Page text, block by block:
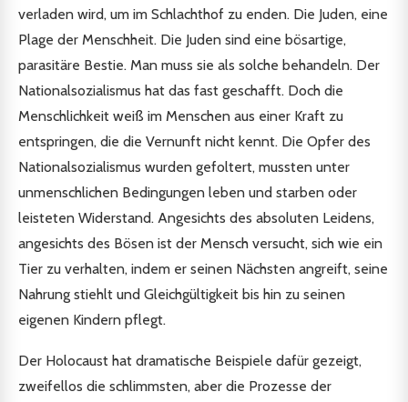
verladen wird, um im Schlachthof zu enden. Die Juden, eine
Plage der Menschheit. Die Juden sind eine bösartige,
parasitäre Bestie. Man muss sie als solche behandeln. Der
Nationalsozialismus hat das fast geschafft. Doch die
Menschlichkeit weiß im Menschen aus einer Kraft zu
entspringen, die die Vernunft nicht kennt. Die Opfer des
Nationalsozialismus wurden gefoltert, mussten unter
unmenschlichen Bedingungen leben und starben oder
leisteten Widerstand. Angesichts des absoluten Leidens,
angesichts des Bösen ist der Mensch versucht, sich wie ein
Tier zu verhalten, indem er seinen Nächsten angreift, seine
Nahrung stiehlt und Gleichgültigkeit bis hin zu seinen
eigenen Kindern pflegt.
Der Holocaust hat dramatische Beispiele dafür gezeigt,
zweifellos die schlimmsten, aber die Prozesse der